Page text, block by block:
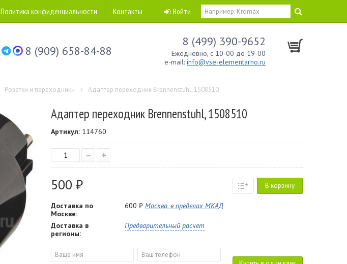
Политика конфиденциальности Контакты Войти
8 (909) 658-84-88
8 (499) 390-9652
Ежедневно, с 10-00 до 19-00
e-mail: info@vse-elementarno.ru
Розетки и переходники Адаптер переходник Brennenstuhl, 1508510
Адаптер переходник Brennenstuhl, 1508510
Артикул: 114760
– +
500 ₽ В корзину
Доставка по
Москве:
600 ₽ Москва, в пределах МКАД
Доставка в
регионы:
Предварительный расчет